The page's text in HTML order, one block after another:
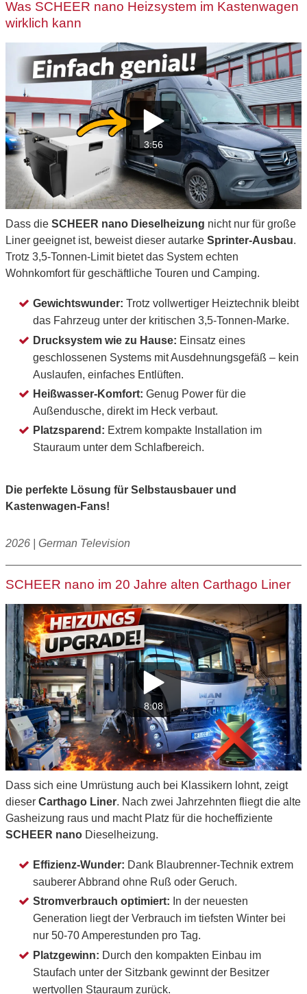
Was SCHEER nano Heizsystem im Kastenwagen
wirklich kann
3:56
Dass die SCHEER nano Dieselheizung nicht nur für große
Liner geeignet ist, beweist dieser autarke Sprinter-Ausbau.
Trotz 3,5-Tonnen-Limit bietet das System echten
Wohnkomfort für geschäftliche Touren und Camping.
Gewichtswunder: Trotz vollwertiger Heiztechnik bleibt
das Fahrzeug unter der kritischen 3,5-Tonnen-Marke.
Drucksystem wie zu Hause: Einsatz eines
geschlossenen Systems mit Ausdehnungsgefäß – kein
Auslaufen, einfaches Entlüften.
Heißwasser-Komfort: Genug Power für die
Außendusche, direkt im Heck verbaut.
Platzsparend: Extrem kompakte Installation im
Stauraum unter dem Schlafbereich.
Die perfekte Lösung für Selbstausbauer und
Kastenwagen-Fans!
2026 | German Television
SCHEER nano im 20 Jahre alten Carthago Liner
8:08
Dass sich eine Umrüstung auch bei Klassikern lohnt, zeigt
dieser Carthago Liner. Nach zwei Jahrzehnten fliegt die alte
Gasheizung raus und macht Platz für die hocheffiziente
SCHEER nano Dieselheizung.
Effizienz-Wunder: Dank Blaubrenner-Technik extrem
sauberer Abbrand ohne Ruß oder Geruch.
Stromverbrauch optimiert: In der neuesten
Generation liegt der Verbrauch im tiefsten Winter bei
nur 50-70 Amperestunden pro Tag.
Platzgewinn: Durch den kompakten Einbau im
Staufach unter der Sitzbank gewinnt der Besitzer
wertvollen Stauraum zurück.